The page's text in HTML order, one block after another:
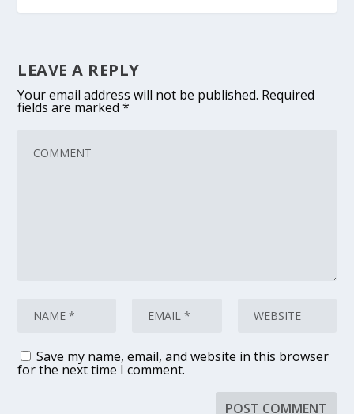
LEAVE A REPLY
Your email address will not be published. Required
fields are marked*
Save my name, email, and website in this browser
for the next time I comment.